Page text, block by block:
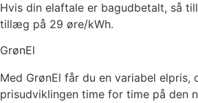
Hvis din elaftale er bagudbetalt, så
tillæg på 29 øre/kWh.
GrønEl
Med GrønEl får du en variabel elpris,
prisudviklingen time for time på den